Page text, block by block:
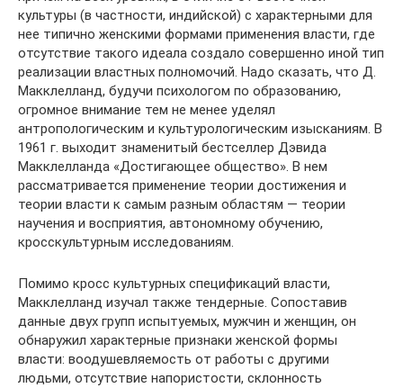
культуры (в частности, индийской) с характерными для
нее типично женскими формами применения власти, где
отсутствие такого идеала создало совершенно иной тип
реализации властных полномочий. Надо сказать, что Д.
Макклелланд, будучи психологом по образованию,
огромное внимание тем не менее уделял
антропологическим и культурологическим изысканиям. В
1961 г. выходит знаменитый бестселлер Дэвида
Макклелланда «Достигающее общество». В нем
рассматривается применение теории достижения и
теории власти к самым разным областям — теории
научения и восприятия, автономному обучению,
кросскультурным исследованиям.
Помимо кросс культурных спецификаций власти,
Макклелланд изучал также тендерные. Сопоставив
данные двух групп испытуемых, мужчин и женщин, он
обнаружил характерные признаки женской формы
власти: воодушевляемость от работы с другими
людьми, отсутствие напористости, склонность